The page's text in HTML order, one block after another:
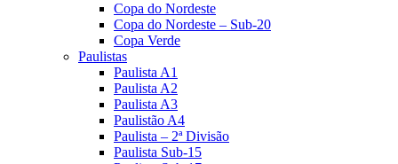
Copa do Nordeste
Copa do Nordeste – Sub-20
Copa Verde
Paulistas
Paulista A1
Paulista A2
Paulista A3
Paulistão A4
Paulista – 2ª Divisão
Paulista Sub-15